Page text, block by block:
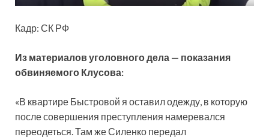
Кадр: СК РФ
Из материалов уголовного дела — показания
обвиняемого Клусова:
«В квартире Быстровой я оставил одежду, в которую
после совершения преступления намеревался
переодеться. Там же Силенко передал